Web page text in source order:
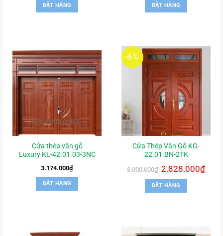
ĐẶT HÀNG ĐẶT HÀNG
Cửa thép vân gỗ
Luxury KL-42.01.03-3NC
3.174.000₫
ĐẶT HÀNG
-6%
Cửa Thép Vân Gỗ KG-
22.01.BN-2TK
3.000.000₫ Giá
gốc
là:
3.000.000₫.
2.828.000₫Giá
ĐẶT HÀNG